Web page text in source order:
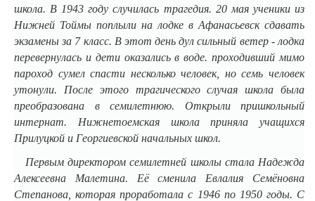
школа. В 1943 году случилась трагедия. 20 мая ученики из
Нижней Тоймы поплыли на лодке в Афанасьевск сдавать
экзамены за 7 класс. В этот день дул сильный ветер - лодка
перевернулась и дети оказались в воде. проходивший мимо
пароход сумел спасти несколько человек, но семь человек
утонули. После этого трагического случая школа была
преобразована в семилетнюю. Открыли пришкольный
интернат. Нижнетоемская школа приняла учащихся
Прилуцкой и Георгиевской начальных школ.
Первым директором семилетней школы стала Надежда
Алексеевна Малетина. Её сменила Евлалия Семёновна
Степанова, которая проработала с 1946 по 1950 годы. С